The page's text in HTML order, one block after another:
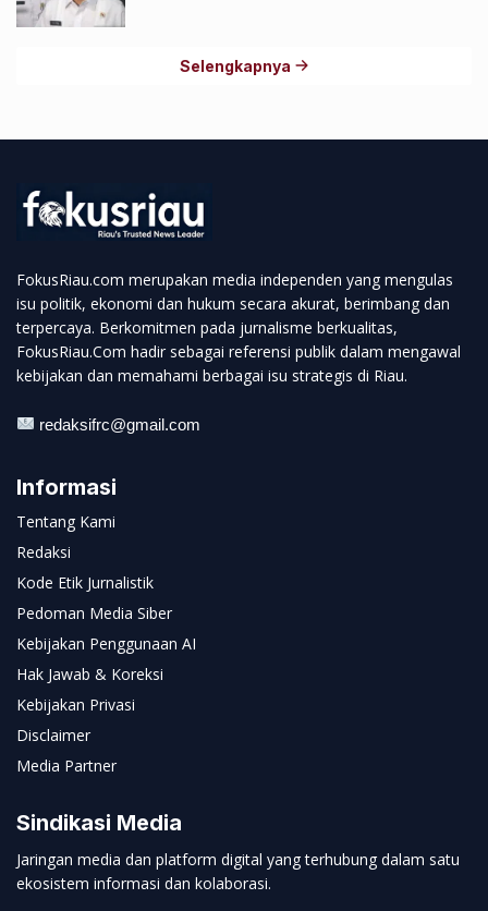
Selengkapnya
FokusRiau.com merupakan media independen yang mengulas
isu politik, ekonomi dan hukum secara akurat, berimbang dan
terpercaya. Berkomitmen pada jurnalisme berkualitas,
FokusRiau.Com hadir sebagai referensi publik dalam mengawal
kebijakan dan memahami berbagai isu strategis di Riau.
redaksifrc@gmail.com
Informasi
Tentang Kami
Redaksi
Kode Etik Jurnalistik
Pedoman Media Siber
Kebijakan Penggunaan AI
Hak Jawab & Koreksi
Kebijakan Privasi
Disclaimer
Media Partner
Sindikasi Media
Jaringan media dan platform digital yang terhubung dalam satu
ekosistem informasi dan kolaborasi.